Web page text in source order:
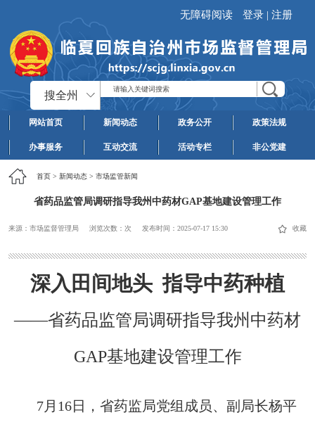
无障碍阅读 登录 | 注册
搜全州
网站首页 新闻动态 政务公开 政策法规
办事服务 互动交流 活动专栏 非公党建
首页> 新闻动态> 市场监管新闻
省药品监管局调研指导我州中药材GAP基地建设管理工作
来源：市场监督管理局 浏览次数： 次 发布时间： 2025-07-17 15:30 收藏
深入田间地头 指导中药种植
——省药品监管局调研指导我州中药材
GAP基地建设管理工作
7月16日，省药监局党组成员、副局长杨平